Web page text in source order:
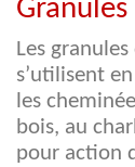
Les
s’utilisent
les
bois, au
pour action